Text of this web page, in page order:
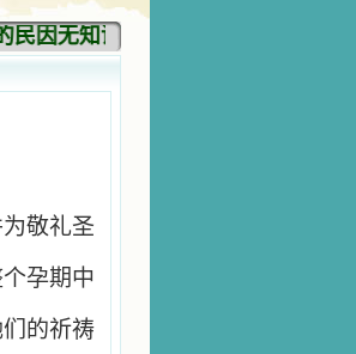
民因无知识而灭亡。你弃掉知识，
敬礼圣
孕期中
的祈祷